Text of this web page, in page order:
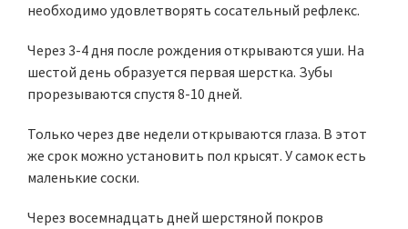
необходимо удовлетворять сосательный рефлекс.
Через 3-4 дня после рождения открываются уши. На
шестой день образуется первая шерстка. Зубы
прорезываются спустя 8-10 дней.
Только через две недели открываются глаза. В этот
же срок можно установить пол крысят. У самок есть
маленькие соски.
Через восемнадцать дней шерстяной покров